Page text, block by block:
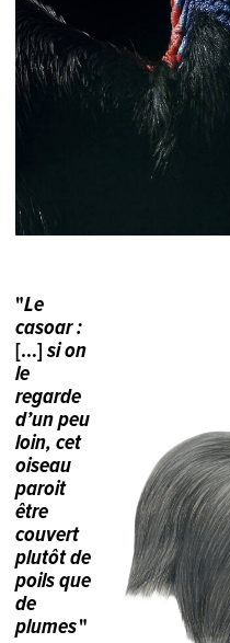
"Le
casoar:
[…]si on
le
regarde
d’un peu
loin, cet
oiseau
paroit
être
couvert
plutôt de
poils que
de
plumes"